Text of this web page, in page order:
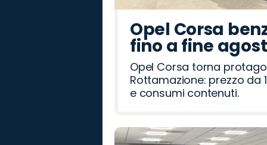
Opel Corsa
fino a fine
Opel Corsa torna
Rottamazione: prezzo da
e consumi contenuti.